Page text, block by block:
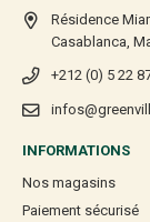
Résidence
Casablanca,
+212 (0) 5 22
INFORMATIONS
Nos magasins
Paiement sécurisé